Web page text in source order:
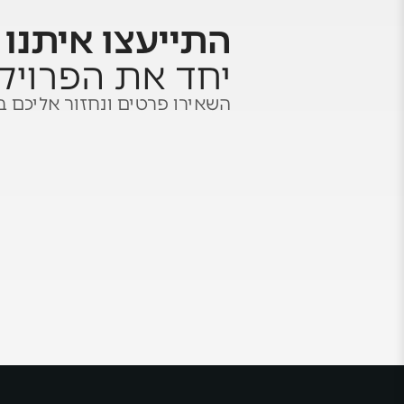
התייעצו איתנו
יחד את
השאירו פרטים ונחזור